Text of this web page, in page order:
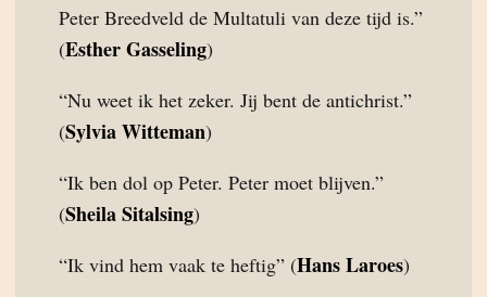
Peter Breedveld de Multatuli van deze tijd is.”
(Esther Gasseling)
“Nu weet ik het zeker. Jij bent de antichrist.”
(Sylvia Witteman)
“Ik ben dol op Peter. Peter moet blijven.”
(Sheila Sitalsing)
“Ik vind hem vaak te heftig” (Hans Laroes)